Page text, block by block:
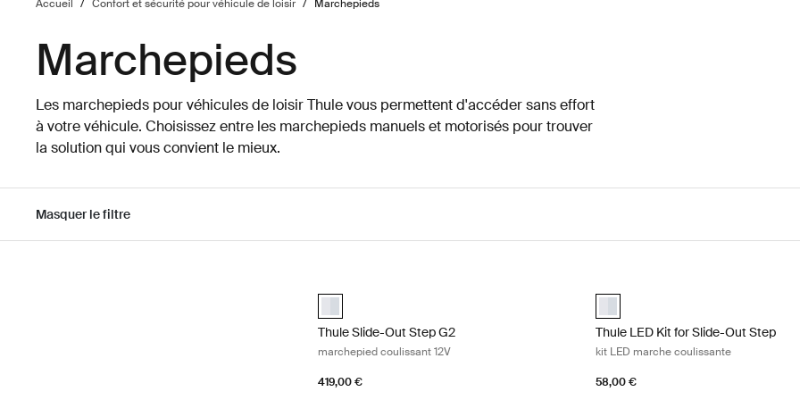
Accueil / Confort et sécurité pour véhicule de loisir / Marchepieds
Marchepieds
Les marchepieds pour véhicules de loisir Thule vous permettent d'accéder sans effort
à votre véhicule. Choisissez entre les marchepieds manuels et motorisés pour trouver
la solution qui vous convient le mieux.
Masquer le filtre
aluminium (selected)
Thule Slide-Out Step G2
marchepied coulissant 12V
419,00 €
aluminium (selected)
Thule LED Kit for Slide-Out Step
kit LED marche coulissante
58,00 €